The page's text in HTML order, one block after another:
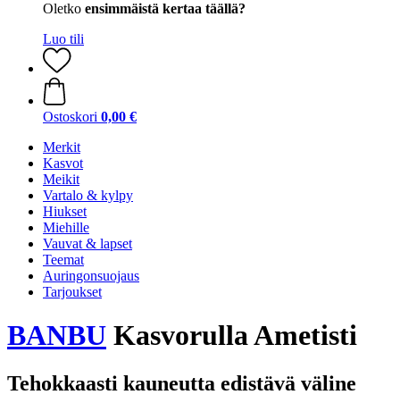
Oletko ensimmäistä kertaa täällä?
Luo tili
Ostoskori 0,00 €
Merkit
Kasvot
Meikit
Vartalo & kylpy
Hiukset
Miehille
Vauvat & lapset
Teemat
Auringonsuojaus
Tarjoukset
BANBU Kasvorulla Ametisti
Tehokkaasti kauneutta edistävä väline